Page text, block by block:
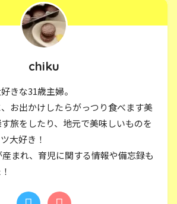
chiku
きな31歳主婦。
お出かけしたらがっつり食べます美
旅をしたり、地元で美味しいものを
大好き！
まれ、育児に関する情報や備忘録も